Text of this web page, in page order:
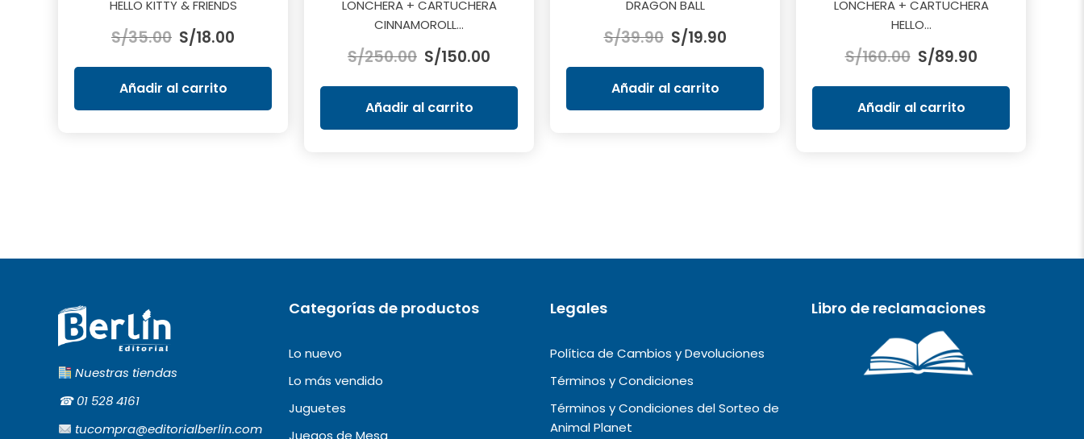
HELLO KITTY & FRIENDS
S/35.00 precio
original
era:
S/18.00
actual
S/18.00.
Añadir al carrito
LONCHERA + CARTUCHERA
CINNAMOROLL...
S/250.00 precio
original
era:
S/150.00
actual
S/150.00.
Añadir al carrito
DRAGON BALL
S/39.90 precio
original
era:
S/19.90precio
actual
S/19.90.
Añadir al carrito
LONCHERA + CARTUCHERA
HELLO...
S/160.00 precio
original
era:
S/89.90precio
actual
S/89.90.
Añadir al carrito
Nuestras tiendas
☎︎01 528 4161
tucompra@editorialberlin.com
Categorías de productos
Lo nuevo
Lo más vendido
Juguetes
Juegos de Mesa
Legales
Política de Cambios y Devoluciones
Términos y Condiciones
Términos y Condiciones del Sorteo de
Animal Planet
Libro de reclamaciones